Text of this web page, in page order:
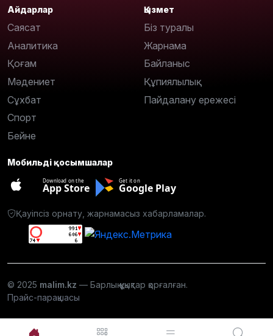
Айдарлар
Саясат
Аналитика
Қоғам
Мәдениет
Сұхбат
Спорт
Бейне
Қызмет
Біз туралы
Жарнама
Байланыс
Құпиялылық
Пайдалану ережесі
Мобильді қосымшалар
Download on the
App Store
Get it on
Google Play
Қауіпсіз орнату, жарнамасыз хабарламалар.
© 2025 malim.kz — Барлық құқықтар қорғалған.
Прайс-парақшасы